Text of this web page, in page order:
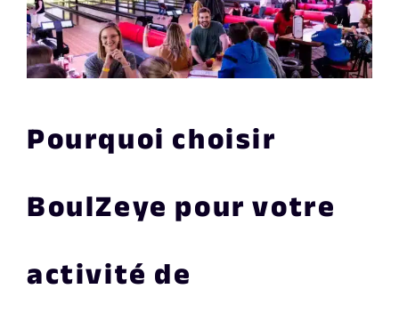
Pourquoi choisir
BoulZeye pour votre
activité de